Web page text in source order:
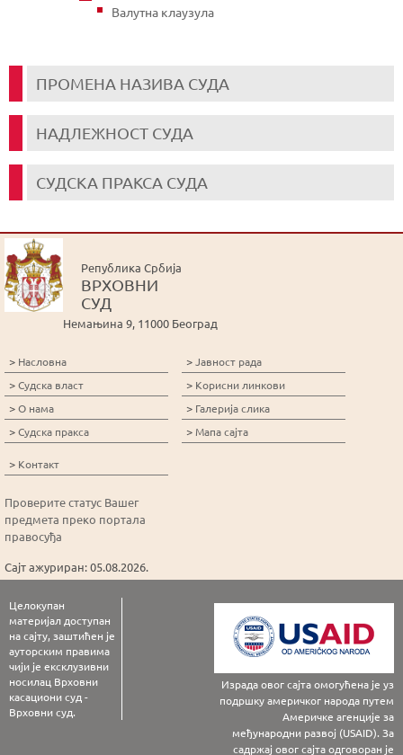
Валутна клаузула
ПРОМЕНА НАЗИВА СУДА
НАДЛЕЖНОСТ СУДА
СУДСКА ПРАКСА СУДА
Република Србија
ВРХОВНИ
СУД
Немањина 9, 11000 Београд
> Насловна
>Судска власт
>О нама
>Судска пракса
>Јавност рада
> Корисни линкови
> Галерија слика
> Мапа сајта
> Контакт
Проверите статус Вашег
предмета преко портала
правосуђа
Сајт ажуриран: 05.08.2026.
Целокупан
материјал доступан
на сајту, заштићен је
ауторским правима
чији је ексклузивни
носилац Врховни
касациони суд -
Врховни суд.
Израда овог сајта омогућена је уз
подршку америчког народа путем
Америчке агенције за
међународни развој (USAID). За
садржај овог сајта одговоран је